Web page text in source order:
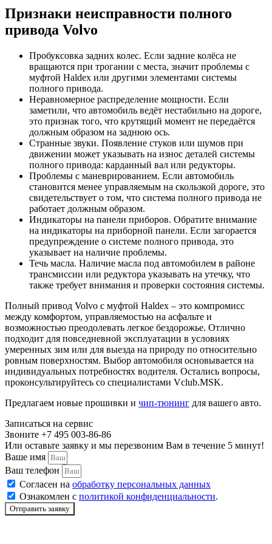
Замена свечей накаливания на дизеле Вольво
Замена сальника распредвала Вольво
Замена сальника привода Вольво
Замена сальника коленвала Вольво
Замена ремня ГРМ Вольво
Замена распредвала автомобиля Вольво
Замена радиатора системы охлаждения Вольво
Замена прокладок свечных колодцев Вольво
Замена прокладки клапанной крышки Вольво
Замена прокладки ГБЦ на Вольво
Замена поршневых колец двигателя Вольво
Замена поршневой группы автомобиля Вольво
Замена подушек двигателя Вольво
Замена поддона картера двигателя Вольво
Замена переднего сальника коленвала Вольво
Замена опор (подушек) двигателя Вольво
Замена ремня ГРМ Вольво
Замена коленчатого вала двигателя автомобиля Volvo
Замена клапанов двигателя Вольво с притиркой
Замена клапанной крышки автомобиля Вольво
Замена вентиляции ДВС на Вольво
Перевод параметров автомобиля Вольво в европейский стандарт
Признаки неисправности полного
привода Volvo
Пробуксовка задних колес. Если задние колёса не
вращаются при трогании с места, значит проблемы с
муфтой Haldex или другими элементами системы
полного привода.
Неравномерное распределение мощности. Если
заметили, что автомобиль ведёт нестабильно на дороге,
это признак того, что крутящий момент не передаётся
должным образом на заднюю ось.
Странные звуки. Появление стуков или шумов при
движении может указывать на износ деталей системы
полного привода: карданный вал или редукторы.
Проблемы с маневрированием. Если автомобиль
становится менее управляемым на скользкой дороге, это
свидетельствует о том, что система полного привода не
работает должным образом.
Индикаторы на панели приборов. Обратите внимание
на индикаторы на приборной панели. Если загорается
предупреждение о системе полного привода, это
указывает на наличие проблемы.
Течь масла. Наличие масла под автомобилем в районе
трансмиссии или редуктора указывать на утечку, что
также требует внимания и проверки состояния системы.
Полный привод Volvo с муфтой Haldex – это компромисс
между комфортом, управляемостью на асфальте и
возможностью преодолевать легкое бездорожье. Отлично
подходит для повседневной эксплуатации в условиях
умеренных зим или для выезда на природу по относительно
ровным поверхностям. Выбор автомобиля основывается на
индивидуальных потребностях водителя. Остались вопросы,
проконсультируйтесь со специалистами Vclub.MSK.
Предлагаем новые прошивки и чип-тюнинг для вашего авто.
Записаться на сервис
Звоните +7 495 003-86-86
Или оставьте заявку и мы перезвоним Вам в течение 5 минут!
Ваше имя
Ваш телефон
Согласен на обработку персональных данных
Ознакомлен с политикой конфиденциальности.
Отправить заявку